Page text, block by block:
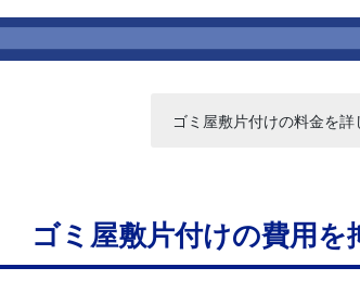
ゴミ屋敷片付けの料金を詳
ゴミ屋敷片付けの費用